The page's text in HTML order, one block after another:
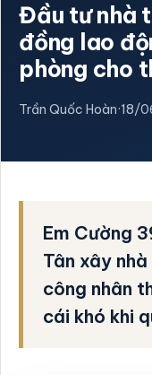
Đầu tư nhà
đồng lao
phòng cho
Trần Quốc Hoàn·18/
Em Cường
Tân xây
công nhân
cái khó khi